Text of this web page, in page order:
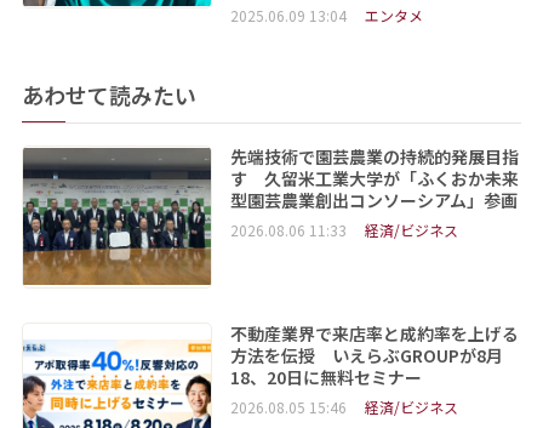
2025.06.09 13:04 エンタメ
あわせて読みたい
先端技術で園芸農業の持続的発展目指
す 久留米工業大学が「ふくおか未来
型園芸農業創出コンソーシアム」参画
2026.08.06 11:33 経済/ビジネス
不動産業界で来店率と成約率を上げる
方法を伝授 いえらぶGROUPが8月
18、20日に無料セミナー
2026.08.05 15:46 経済/ビジネス